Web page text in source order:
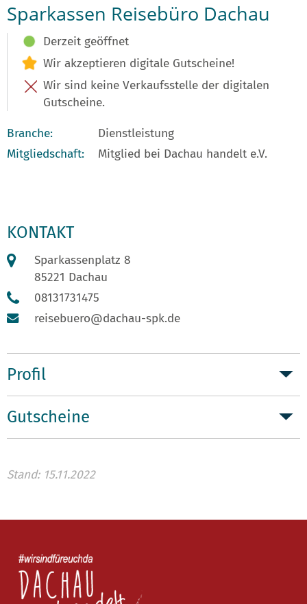
Sparkassen Reisebüro Dachau
Derzeit geöffnet
Wir akzeptieren digitale Gutscheine!
Wir sind keine Verkaufsstelle der digitalen
Gutscheine.
Branche:
Dienstleistung
Mitgliedschaft:
Mitglied bei Dachau handelt e.V.
KONTAKT
Sparkassenplatz 8
85221 Dachau
08131731475
reisebuero@dachau-spk.de
Profil
Gutscheine
Stand: 15.11.2022